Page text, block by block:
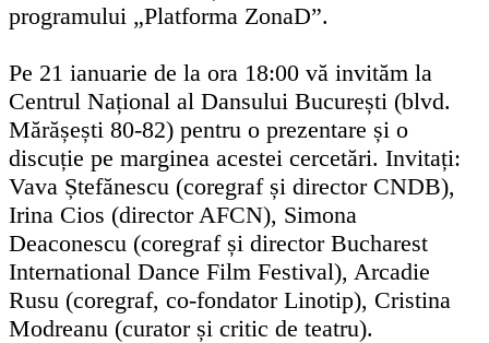
programului „Platforma ZonaD”.
Pe 21 ianuarie de la ora 18:00 vă invităm la
Centrul Național al Dansului București (blvd.
Mărășești 80-82) pentru o prezentare și o
discuție pe marginea acestei cercetări. Invitați:
Vava Ștefănescu (coregraf și director CNDB),
Irina Cios (director AFCN), Simona
Deaconescu (coregraf și director Bucharest
International Dance Film Festival), Arcadie
Rusu (coregraf, co-fondator Linotip), Cristina
Modreanu (curator și critic de teatru).